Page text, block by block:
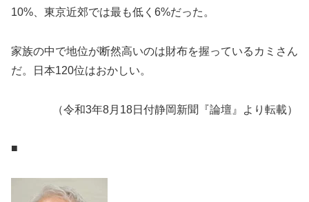
10%、東京近郊では最も低く6%だった。
家族の中で地位が断然高いのは財布を握っているカミさん
だ。日本120位はおかしい。
（令和3年8月18日付静岡新聞『論壇』より転載）
■